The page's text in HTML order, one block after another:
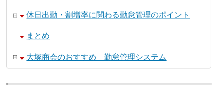
休日出勤・割増率に関わる勤怠管理のポイント
まとめ
大塚商会のおすすめ 勤怠管理システム